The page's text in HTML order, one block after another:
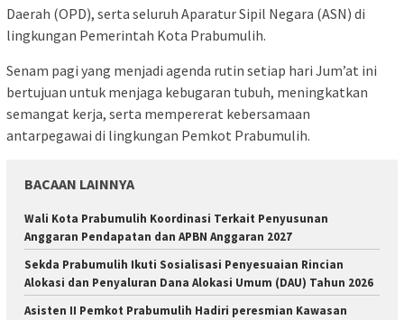
Daerah (OPD), serta seluruh Aparatur Sipil Negara (ASN) di
lingkungan Pemerintah Kota Prabumulih.
Senam pagi yang menjadi agenda rutin setiap hari Jum’at ini
bertujuan untuk menjaga kebugaran tubuh, meningkatkan
semangat kerja, serta mempererat kebersamaan
antarpegawai di lingkungan Pemkot Prabumulih.
BACAAN LAINNYA
Wali Kota Prabumulih Koordinasi Terkait Penyusunan
Anggaran Pendapatan dan APBN Anggaran 2027
Sekda Prabumulih Ikuti Sosialisasi Penyesuaian Rincian
Alokasi dan Penyaluran Dana Alokasi Umum (DAU) Tahun 2026
Asisten II Pemkot Prabumulih Hadiri peresmian Kawasan